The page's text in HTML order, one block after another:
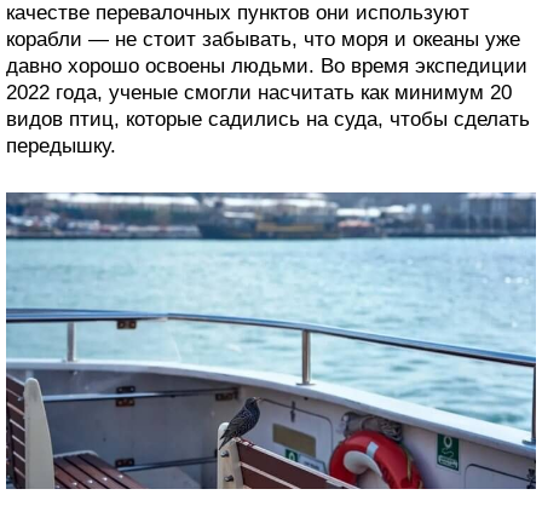
качестве перевалочных пунктов они используют
корабли — не стоит забывать, что моря и океаны уже
давно хорошо освоены людьми. Во время экспедиции
2022 года, ученые смогли насчитать как минимум 20
видов птиц, которые садились на суда, чтобы сделать
передышку.